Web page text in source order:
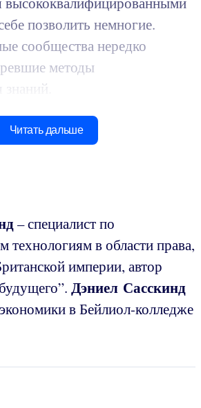
позволить немногие.
сообщества нередко
методы
знаний.
Читать дальше
– специалист по
в области права,
империи, автор
Дэниел Сасскинд
в Бейлиол-колледже